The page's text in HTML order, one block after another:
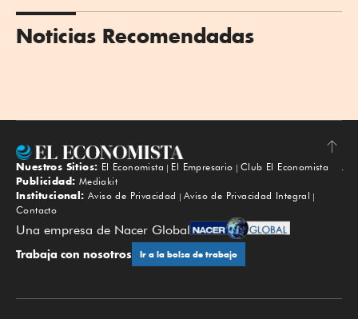
Noticias Recomendadas
Subir
Nuestros Sitios: El Economista El Empresario
Club El Economista
Publicidad: Mediakit
Institucional: Aviso de Privacidad
Aviso de Privacidad Integral
Contacto
Una empresa de Nacer Global
Trabaja con nosotros Ir a la bolsa de trabajo